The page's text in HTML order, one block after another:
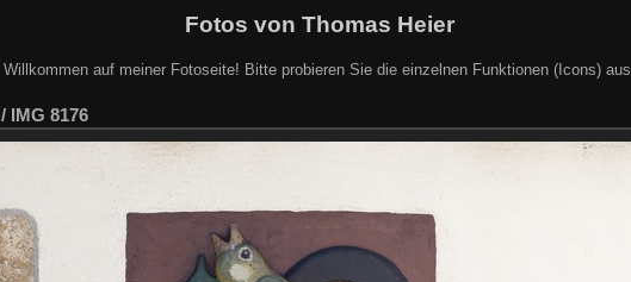
Fotos von Thomas Heier
Willkommen auf meiner Fotoseite! Bitte probieren Sie die einzelnen Funktionen (Icons) aus.
/ IMG 8176